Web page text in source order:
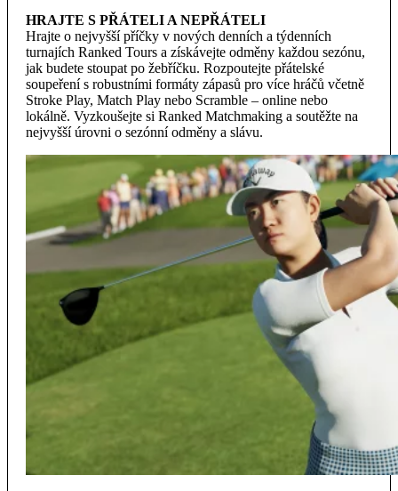
HRAJTE S PŘÁTELI A NEPŘÁTELI
Hrajte o nejvyšší příčky v nových denních a týdenních
turnajích Ranked Tours a získávejte odměny každou sezónu,
jak budete stoupat po žebříčku. Rozpoutejte přátelské
soupeření s robustními formáty zápasů pro více hráčů včetně
Stroke Play, Match Play nebo Scramble – online nebo
lokálně. Vyzkoušejte si Ranked Matchmaking a soutěžte na
nejvyšší úrovni o sezónní odměny a slávu.